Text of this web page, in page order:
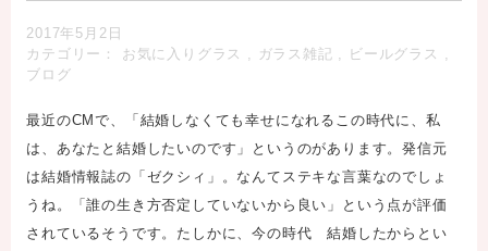
2017年5月2日
カテゴリー：
お気に入りグラス ガラス雑記 ビールグラス
ブログ
最近のCMで、「結婚しなくても幸せになれるこの時代に、私
は、あなたと結婚したいのです」というのがあります。発信元
は結婚情報誌の「ゼクシィ」。なんてステキな言葉なのでしょ
うね。「誰の生き方否定していないから良い」という点が評価
されているそうです。たしかに、今の時代 結婚したからとい